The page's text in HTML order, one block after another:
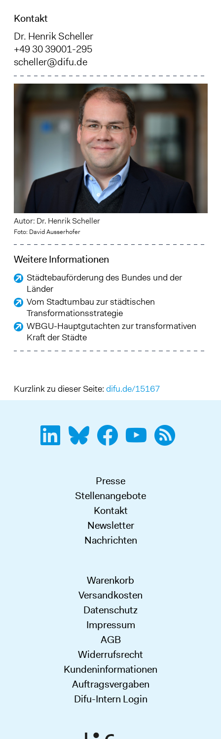
Kontakt
Dr. Henrik Scheller
+49 30 39001-295
scheller@difu.de
Autor: Dr. Henrik Scheller
Foto: David Ausserhofer
Weitere Informationen
Städtebauförderung des Bundes und der
Länder
Vom Stadtumbau zur städtischen
Transformationsstrategie
WBGU-Hauptgutachten zur transformativen
Kraft der Städte
Kurzlink zu dieser Seite: difu.de/15167
Presse
Stellenangebote
Kontakt
Newsletter
Nachrichten
Warenkorb
Versandkosten
Datenschutz
Impressum
AGB
Widerrufsrecht
Kundeninformationen
Auftragsvergaben
Difu-Intern Login